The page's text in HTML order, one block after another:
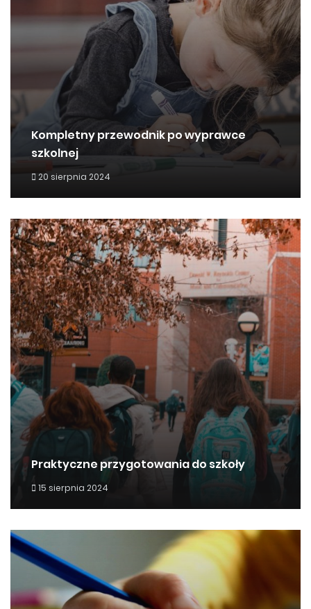
Kompletny przewodnik po wyprawce
szkolnej
20 sierpnia 2024
Praktyczne przygotowania do szkoły
15 sierpnia 2024